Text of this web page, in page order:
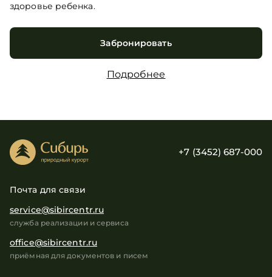
здоровье ребенка.
Забронировать
Подробнее
+7 (3452) 687-000
Почта для связи
service@sibircentr.ru
служба реализации и сервиса
office@sibircentr.ru
приёмная для документов и писем